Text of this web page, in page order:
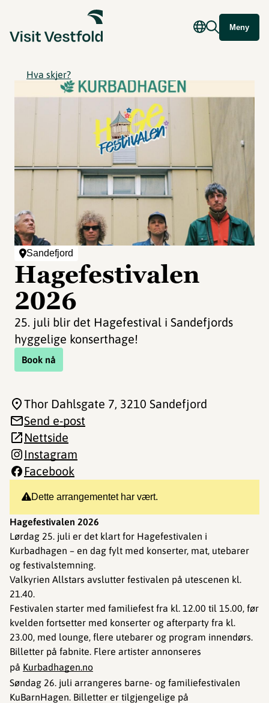
Meny
Hva skjer?
Sandefjord
Hagefestivalen
2026
25. juli blir det Hagefestival i Sandefjords
hyggelige konserthage!
Book nå
Dette arrangementet har vært.
Hagefestivalen 2026
Lørdag 25. juli er det klart for Hagefestivalen i
Kurbadhagen – en dag fylt med konserter, mat, utebarer
og festivalstemning.
Valkyrien Allstars avslutter festivalen på utescenen kl.
21.40.
Festivalen starter med familiefest fra kl. 12.00 til 15.00, før
kvelden fortsetter med konserter og afterparty fra kl.
23.00, med lounge, flere utebarer og program innendørs.
Billetter på fabnite. Flere artister annonseres
på Kurbadhagen.no
Søndag 26. juli arrangeres barne- og familiefestivalen
KuBarnHagen. Billetter er tilgjengelige på
Thor Dahlsgate 7, 3210 Sandefjord
Send e-post
Nettside
Instagram
Facebook